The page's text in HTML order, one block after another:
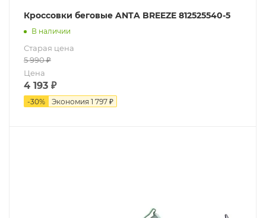
Кроссовки беговые ANTA BREEZE 812525540-5
В наличии
Старая цена
5 990₽
Цена
4 193 ₽
-30% Экономия 1 797 ₽